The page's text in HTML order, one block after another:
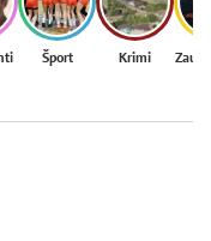
Šport Krimi